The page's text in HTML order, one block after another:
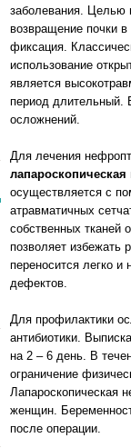
заболевания. Целью
возвращение почки
фиксация.
использование
является
период длительный.
осложнений.
Для лечения
осуществляется с
атравматичных
собственных тканей
позволяет избежать
переносится легко и
дефектов.
Для профилактики
антибиотики.
на 2 – 6 день. В
ограничение
Лапароскопическая
женщин.
после операции.